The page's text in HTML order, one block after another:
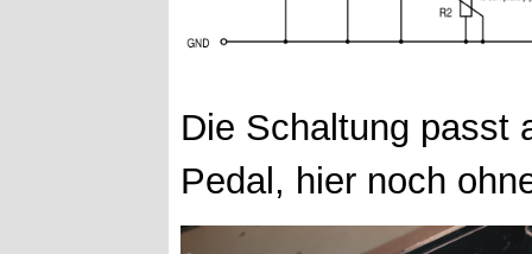
Die Schaltung passt
Pedal, hier noch